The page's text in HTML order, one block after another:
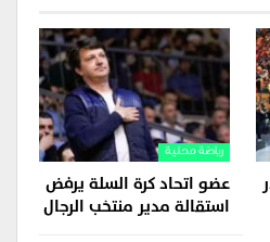
رياضة محلية
عضو اتحاد كرة السلة يرفض
استقالة مدير منتخب الرجال